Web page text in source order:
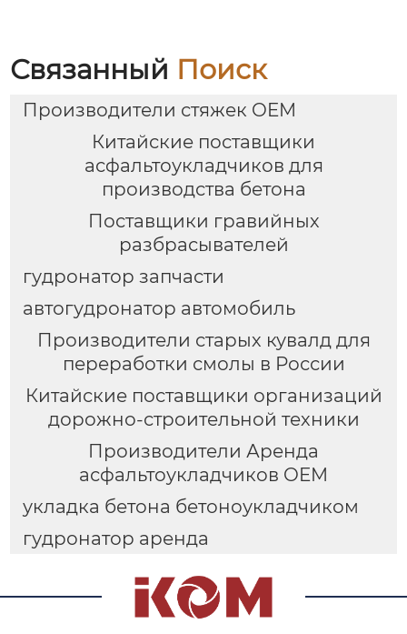
Связанный Поиск
Производители стяжек OEM
Китайские поставщики
асфальтоукладчиков для
производства бетона
Поставщики гравийных
разбрасывателей
гудронатор запчасти
автогудронатор автомобиль
Производители старых кувалд для
переработки смолы в России
Китайские поставщики организаций
дорожно-строительной техники
Производители Аренда
асфальтоукладчиков OEM
укладка бетона бетоноукладчиком
гудронатор аренда